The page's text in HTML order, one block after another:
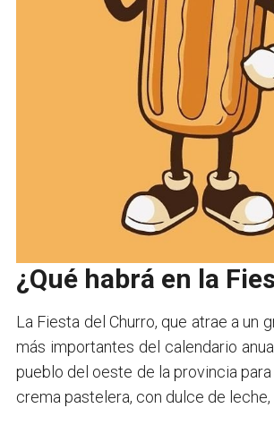
¿Qué habrá en la
La Fiesta del Churro, que atrae a un
más importantes del calendario
pueblo del oeste de la provincia
crema pastelera, con dulce de